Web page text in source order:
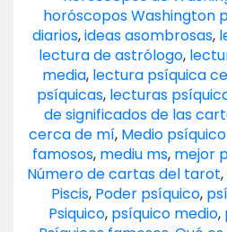
horóscopos Washington
diarios,ideas asombrosas,
lectura de astrólogo,
media, lectura psíquica
psíquicas, lecturas
de significados de las
cerca de mí, Medio
famosos, mediu ms, mejor
Número de cartas del tarot,
Piscis, Poder psíquico,
Psiquico, psíquico medio,